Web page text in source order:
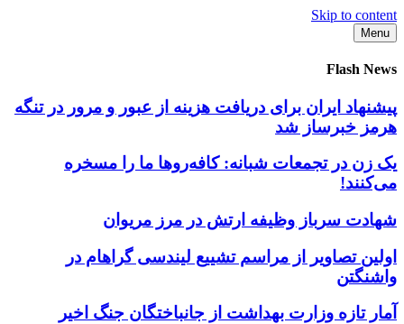
Skip to content
Menu
Flash News
پیشنهاد ایران برای دریافت هزینه از عبور و مرور در تنگه
هرمز خبرساز شد
یک زن در تجمعات شبانه: کافه‌روها ما را مسخره
می‌کنند!
شهادت سرباز وظیفه ارتش در مرز مریوان
اولین تصاویر از مراسم تشییع لیندسی گراهام در
واشنگتن
آمار تازه وزارت بهداشت از جانباختگان جنگ اخیر